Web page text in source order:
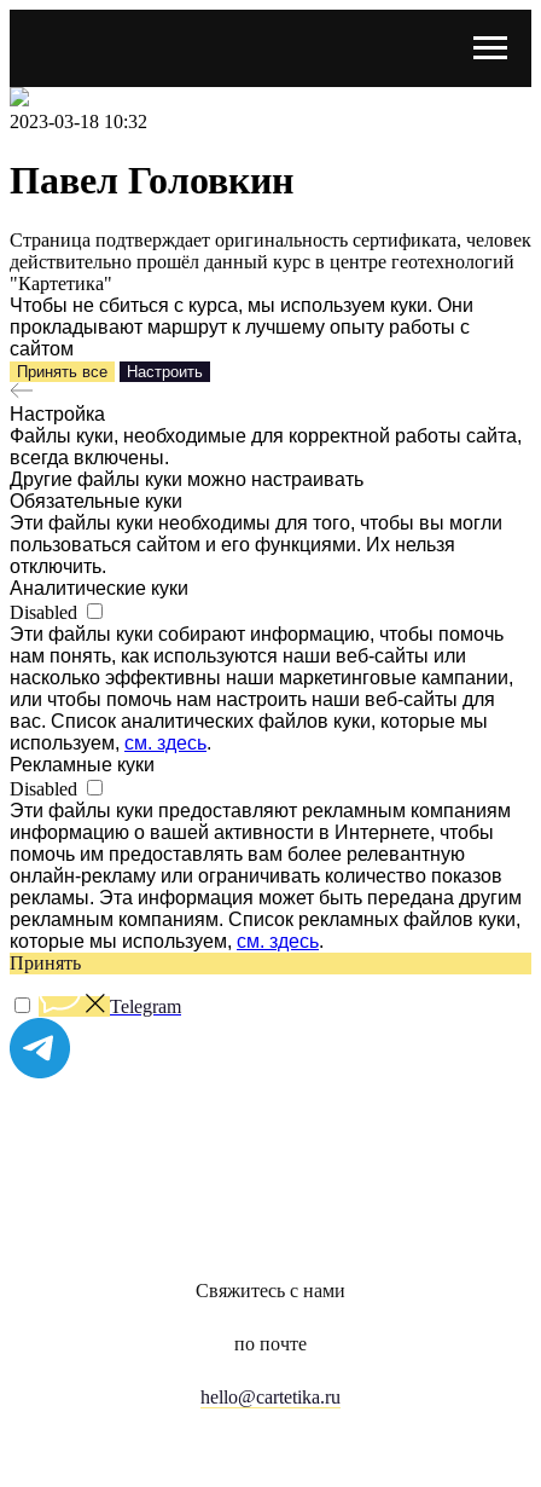
2023-03-18 10:32
Павел Головкин
Страница подтверждает оригинальность сертификата, человек
действительно прошёл данный курс в центре геотехнологий
"Картетика"
Чтобы не сбиться с курса, мы используем куки. Они
прокладывают маршрут к лучшему опыту работы с
сайтом
Принять все Настроить
Настройка
Файлы куки, необходимые для корректной работы сайта,
всегда включены.
Другие файлы куки можно настраивать
Обязательные куки
Эти файлы куки необходимы для того, чтобы вы могли
пользоваться сайтом и его функциями. Их нельзя
отключить.
Аналитические куки
Disabled
Эти файлы куки собирают информацию, чтобы помочь
нам понять, как используются наши веб-сайты или
насколько эффективны наши маркетинговые кампании,
или чтобы помочь нам настроить наши веб-сайты для
вас. Список аналитических файлов куки, которые мы
используем, см. здесь.
Рекламные куки
Disabled
Эти файлы куки предоставляют рекламным компаниям
информацию о вашей активности в Интернете, чтобы
помочь им предоставлять вам более релевантную
онлайн-рекламу или ограничивать количество показов
рекламы. Эта информация может быть передана другим
рекламным компаниям. Список рекламных файлов куки,
которые мы используем, см. здесь.
Принять
Telegram
Свяжитесь с нами
по почте
hello@cartetika.ru